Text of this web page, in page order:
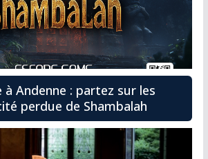
à Andenne : partez sur les
perdue de Shambalah